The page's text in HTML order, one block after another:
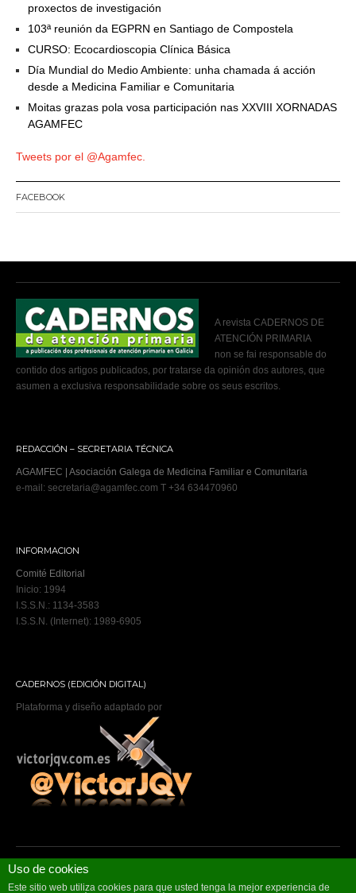
proxectos de investigación
103ª reunión da EGPRN en Santiago de Compostela
CURSO: Ecocardioscopia Clínica Básica
Día Mundial do Medio Ambiente: unha chamada á acción
desde a Medicina Familiar e Comunitaria
Moitas grazas pola vosa participación nas XXVIII XORNADAS
AGAMFEC
Tweets por el @Agamfec.
FACEBOOK
A revista CADERNOS DE
ATENCIÓN PRIMARIA
non se fai responsable do
contido dos artigos publicados, por tratarse da opinión dos autores, que
asumen a exclusiva responsabilidade sobre os seus escritos.
REDACCIÓN – SECRETARIA TÉCNICA
AGAMFEC | Asociación Galega de Medicina Familiar e Comunitaria
e-mail: secretaria@agamfec.com T +34 634470960
INFORMACION
Comité Editorial
Inicio: 1994
I.S.S.N.: 1134-3583
I.S.S.N. (Internet): 1989-6905
CADERNOS (EDICIÓN DIGITAL)
Plataforma y diseño adaptado por
Copyright © 2026 ,
Política de privacidade·Aviso legal ·Política de cookies ·Accesibilidade
Uso de cookies
Este sitio web utiliza cookies para que usted tenga la mejor experiencia de